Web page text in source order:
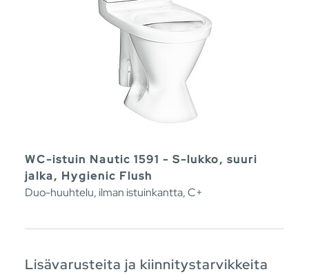
WC-istuin Nautic 1591 - S-lukko, suuri
jalka, Hygienic Flush
Duo-huuhtelu, ilman istuinkantta, C+
Lisävarusteita ja kiinnitystarvikkeita